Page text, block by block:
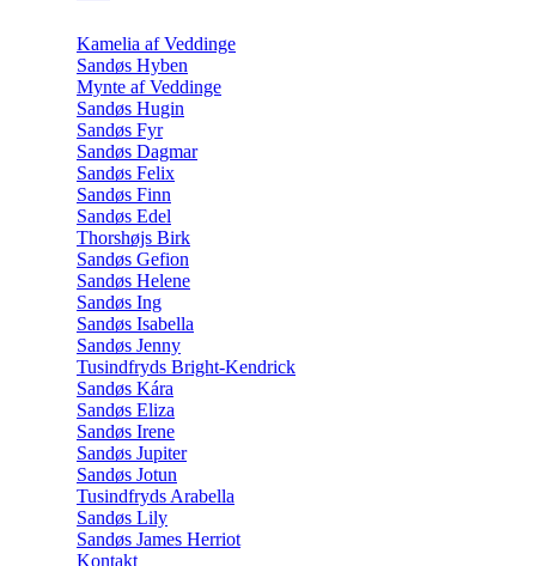
Kamelia af Veddinge
Sandøs Hyben
Mynte af Veddinge
Sandøs Hugin
Sandøs Fyr
Sandøs Dagmar
Sandøs Felix
Sandøs Finn
Sandøs Edel
Thorshøjs Birk
Sandøs Gefion
Sandøs Helene
Sandøs Ing
Sandøs Isabella
Sandøs Jenny
Tusindfryds Bright-Kendrick
Sandøs Kára
Sandøs Eliza
Sandøs Irene
Sandøs Jupiter
Sandøs Jotun
Tusindfryds Arabella
Sandøs Lily
Sandøs James Herriot
Kontakt